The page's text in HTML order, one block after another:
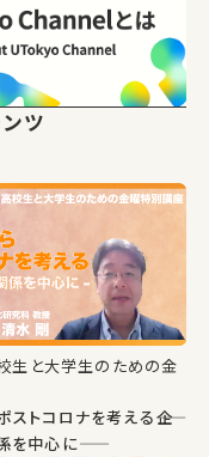
ツ
生と大学生のための金
トコロナを考える――企
中心に――